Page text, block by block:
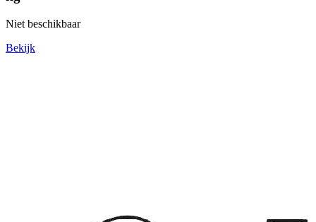
Niet beschikbaar
Bekijk